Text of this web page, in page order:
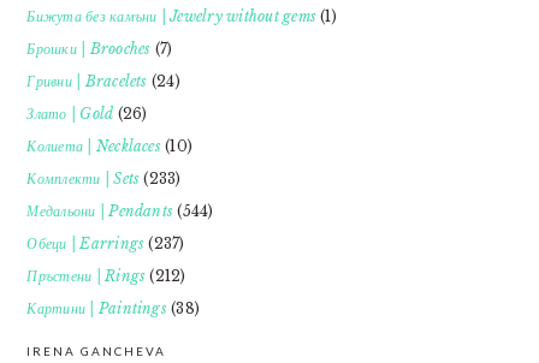
Бижута без камъни | Jewelry without gems (1)
Брошки | Brooches (7)
Гривни | Bracelets (24)
Злато | Gold (26)
Колиета | Necklaces(10)
Комплекти | Sets (233)
Медальони | Pendants (544)
Обеци | Earrings (237)
Пръстени | Rings (212)
Картини | Paintings(38)
IRENA GANCHEVA